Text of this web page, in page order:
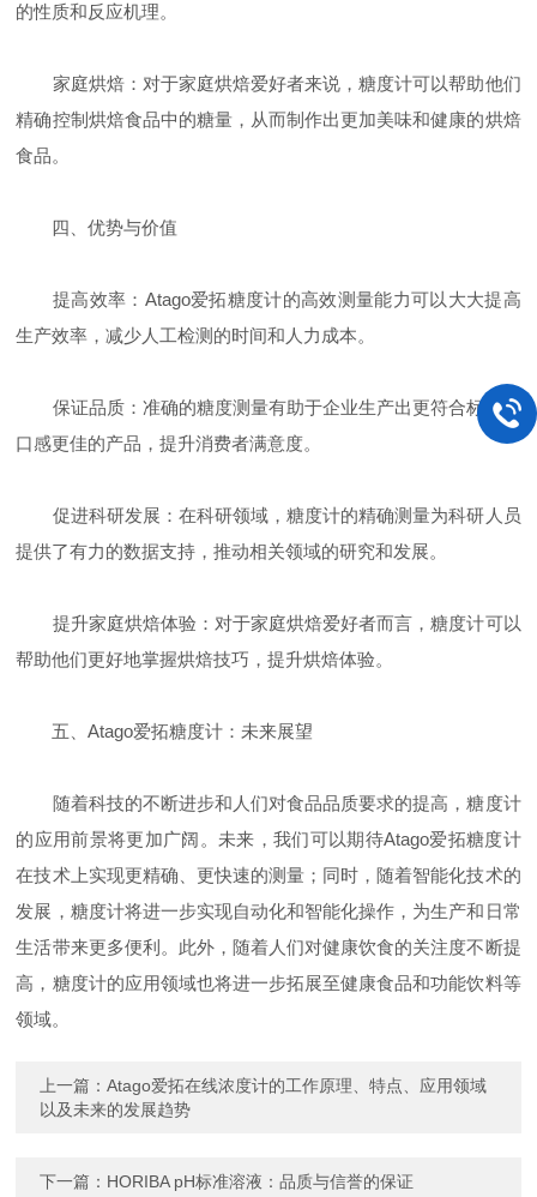
的性质和反应机理。
家庭烘焙：对于家庭烘焙爱好者来说，糖度计可以帮助他们
精确控制烘焙食品中的糖量，从而制作出更加美味和健康的烘焙
食品。
四、优势与价值
提高效率：Atago爱拓糖度计的高效测量能力可以大大提高
生产效率，减少人工检测的时间和人力成本。
保证品质：准确的糖度测量有助于企业生产出更符合标准、
口感更佳的产品，提升消费者满意度。
促进科研发展：在科研领域，糖度计的精确测量为科研人员
提供了有力的数据支持，推动相关领域的研究和发展。
提升家庭烘焙体验：对于家庭烘焙爱好者而言，糖度计可以
帮助他们更好地掌握烘焙技巧，提升烘焙体验。
五、Atago爱拓糖度计：未来展望
随着科技的不断进步和人们对食品品质要求的提高，糖度计
的应用前景将更加广阔。未来，我们可以期待Atago爱拓糖度计
在技术上实现更精确、更快速的测量；同时，随着智能化技术的
发展，糖度计将进一步实现自动化和智能化操作，为生产和日常
生活带来更多便利。此外，随着人们对健康饮食的关注度不断提
高，糖度计的应用领域也将进一步拓展至健康食品和功能饮料等
领域。
上一篇：Atago爱拓在线浓度计的工作原理、特点、应用领域
以及未来的发展趋势
下一篇： HORIBA pH标准溶液：品质与信誉的保证